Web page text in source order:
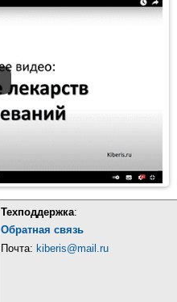
Техподдержка:
Обратная связь
Почта: kiberis@mail.ru